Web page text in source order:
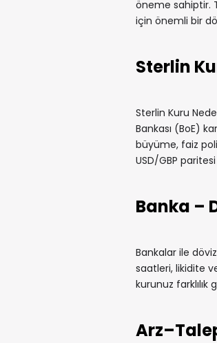
öneme sahiptir.
için önemli bir
Sterlin
Sterlin Kuru
Bankası (BoE)
büyüme, faiz
USD/GBP
Banka –
Bankalar ile
saatleri, likidite
kurunuz farklılık